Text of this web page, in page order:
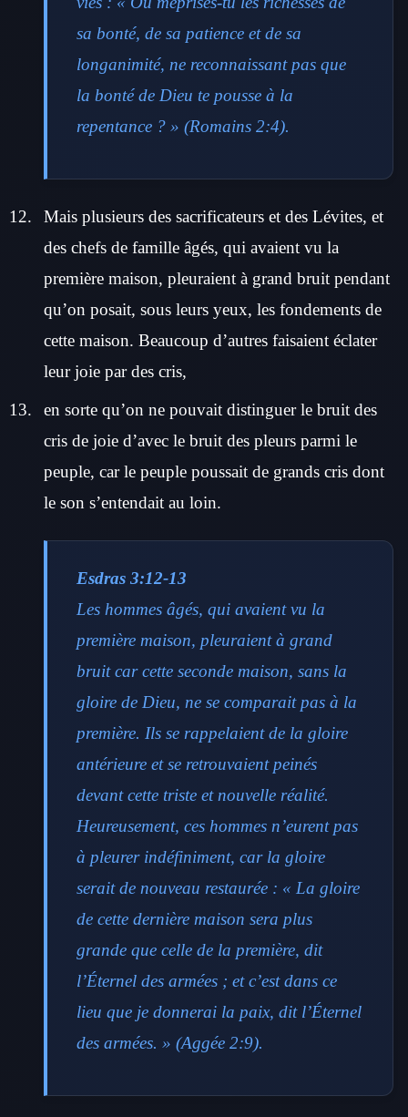
sa bonté, de sa patience et de sa
longanimité, ne reconnaissant pas que
la bonté de Dieu te pousse à la
repentance ? » (Romains 2:4).
Mais plusieurs des sacrificateurs et des Lévites, et
des chefs de famille âgés, qui avaient vu la
première maison, pleuraient à grand bruit pendant
qu’on posait, sous leurs yeux, les fondements de
cette maison. Beaucoup d’autres faisaient éclater
leur joie par des cris,
en sorte qu’on ne pouvait distinguer le bruit des
cris de joie d’avec le bruit des pleurs parmi le
peuple, car le peuple poussait de grands cris dont
le son s’entendait au loin.
Esdras 3:12-13
Les hommes âgés, qui avaient vu la
première maison, pleuraient à grand
bruit car cette seconde maison, sans la
gloire de Dieu, ne se comparait pas à la
première. Ils se rappelaient de la gloire
antérieure et se retrouvaient peinés
devant cette triste et nouvelle réalité.
Heureusement, ces hommes n’eurent pas
à pleurer indéfiniment, car la gloire
serait de nouveau restaurée : « La gloire
de cette dernière maison sera plus
grande que celle de la première, dit
l’Éternel des armées ; et c’est dans ce
lieu que je donnerai la paix, dit l’Éternel
des armées. » (Aggée 2:9).